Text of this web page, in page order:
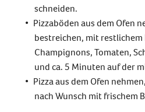
schneiden.
Pizzaböden aus dem Ofen
bestreichen, mit restlichem
Champignons, Tomaten,
und ca. 5 Minuten auf der
Pizza aus dem Ofen
nach Wunsch mit frischem